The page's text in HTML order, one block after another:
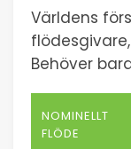
Världens
Behöver
NOMINELLT
FLÖDE